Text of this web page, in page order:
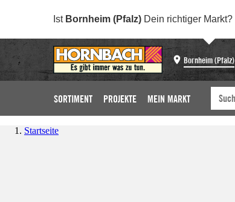
Ist Bornheim (Pfalz) Dein richtiger Markt?
Bornheim (Pfalz)
SORTIMENT PROJEKTE MEIN MARKT
Startseite